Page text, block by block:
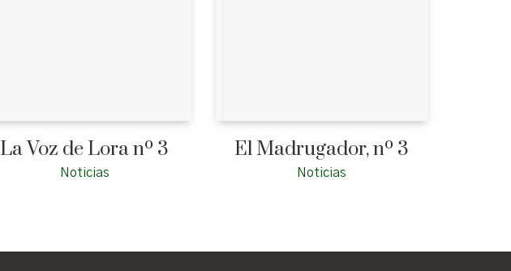
La Voz de Lora nº 3
Noticias
El Madrugador, nº 3
Noticias